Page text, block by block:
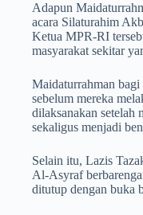
Adapun
acara Silaturahim
Ketua MPR-RI
masyarakat sekitar
Maidaturrahman
sebelum mereka
dilaksanakan setelah
sekaligus menjadi
Selain itu, Lazis
Al-Asyraf
ditutup dengan buka